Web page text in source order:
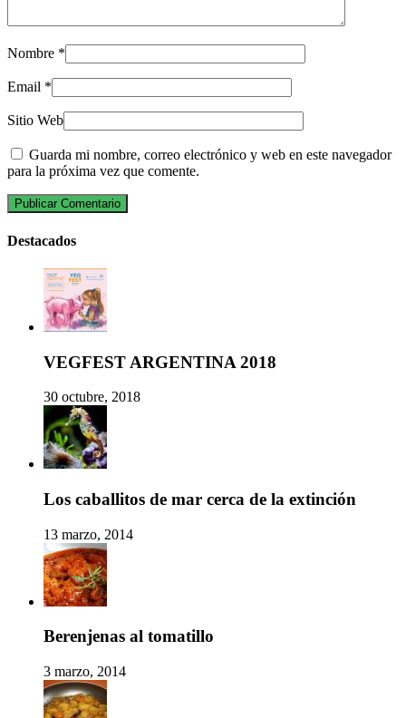
Nombre *
Email *
Sitio Web
Guarda mi nombre, correo electrónico y web en este navegador
para la próxima vez que comente.
Destacados
VEGFEST ARGENTINA 2018
30 octubre, 2018
Los caballitos de mar cerca de la extinción
13 marzo, 2014
Berenjenas al tomatillo
3 marzo, 2014